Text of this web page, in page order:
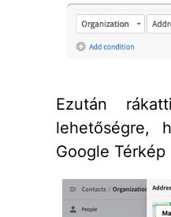
Ezután
lehetőségre,
Google Térkép